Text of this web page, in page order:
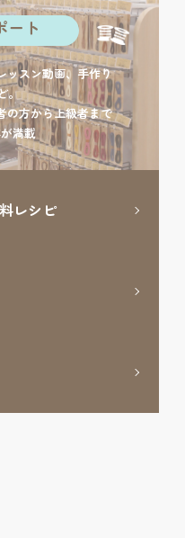
ート
ッスン動画、手作り
。
の方から上級者まで
満載
レシピ